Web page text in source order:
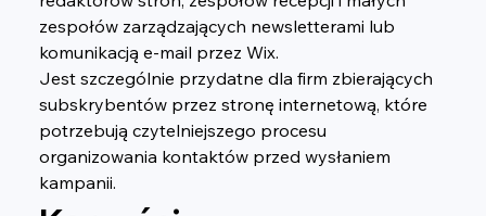
zespołów zarządzających newsletterami lub
komunikacją e-mail przez Wix.
Jest szczególnie przydatne dla firm zbierających
subskrybentów przez stronę internetową, które
potrzebują czytelniejszego procesu
organizowania kontaktów przed wysłaniem
kampanii.